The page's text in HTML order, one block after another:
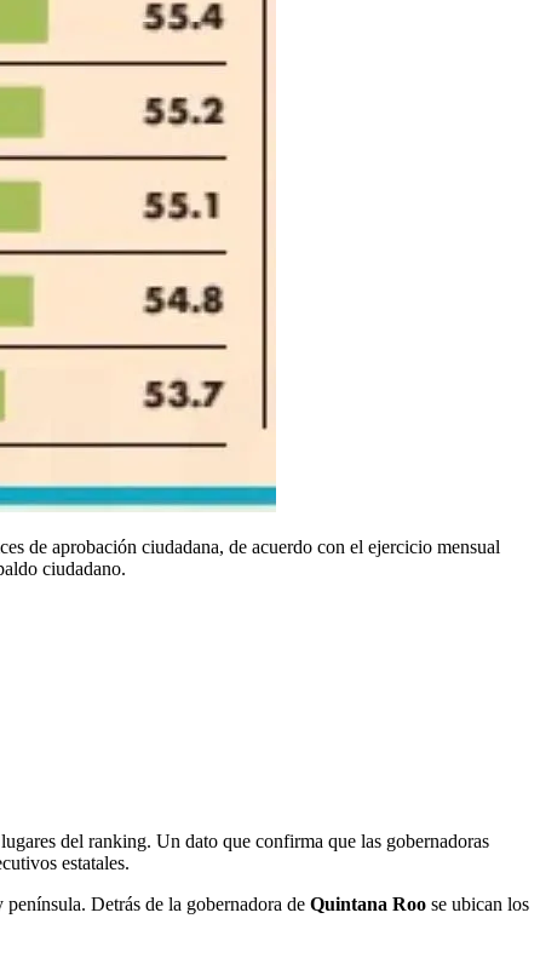
de aprobación ciudadana, de acuerdo con el ejercicio mensual
ciudadano.
del ranking. Un dato que confirma que las gobernadoras
estatales.
Detrás de la gobernadora de Quintana Roo se ubican los